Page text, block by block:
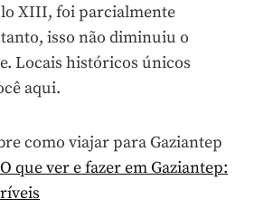
XIII, foi parcialmente
isso não diminuiu o
Locais históricos únicos
aqui.
como viajar para Gaziantep
O que ver e fazer em Gaziantep: